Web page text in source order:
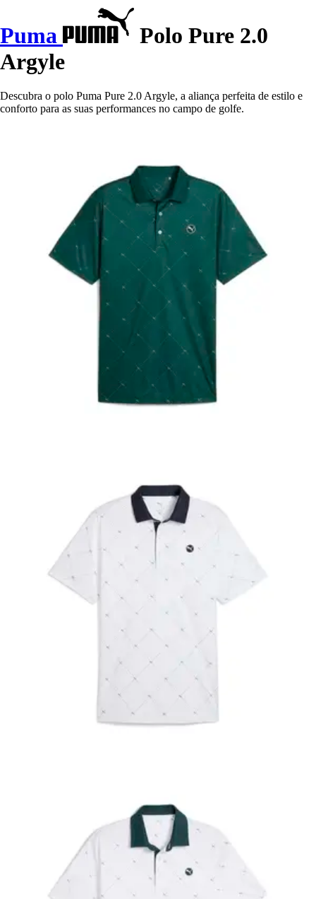
Puma
Polo Pure 2.0
Argyle
Descubra o polo Puma Pure 2.0 Argyle, a aliança perfeita de estilo e
conforto para as suas performances no campo de golfe.